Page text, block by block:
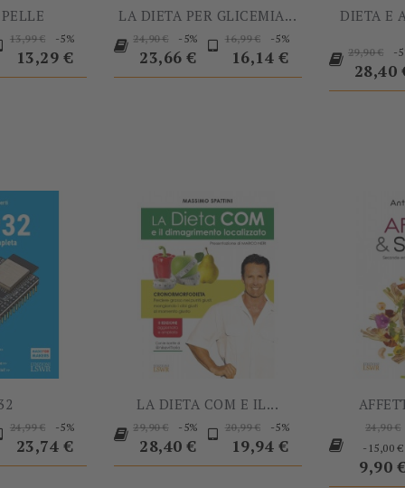
Prezzo
base
13,99 € -5%
Prezzo
13,29 €
LA DIETA PER GLICEMIA...
Prezzo
base
24,90 € -5%
Prezzo
23,66 €
Prezzo
base
16,99 € -5%
16,14 €
DIETA E
Prezzo
base
29,90 € -
28,40
Prezzo
base
24,99 € -5%
Prezzo
23,74 €
LA DIETA COM E IL...
Prezzo
base
29,90 € -5%
Prezzo
28,40 €
Prezzo
base
20,99 € -5%
19,94 €
base
24,90 €
-15,00 €
9,90